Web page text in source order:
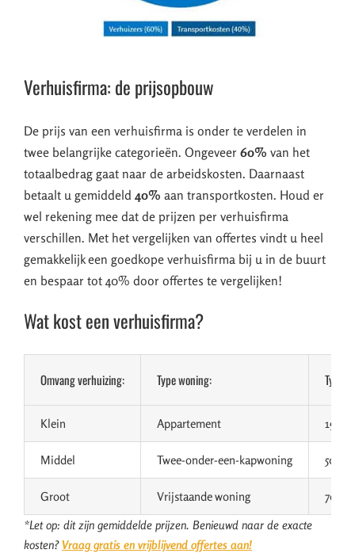
Verhuisfirma: de prijsopbouw
De prijs van een verhuisfirma is onder te verdelen in
twee belangrijke categorieën. Ongeveer 60% van het
totaalbedrag gaat naar de arbeidskosten. Daarnaast
betaalt u gemiddeld 40% aan transportkosten. Houd er
wel rekening mee dat de prijzen per verhuisfirma
verschillen. Met het vergelijken van offertes vindt u heel
gemakkelijk een goedkope verhuisfirma bij u in de buurt
en bespaar tot 40% door offertes te vergelijken!
Wat kost een verhuisfirma?
Omvang verhuizing: Type woning: Type
Klein Appartement 19 m³
Middel Twee-onder-een-kapwoning 50 m³
Groot Vrijstaande woning
70 m³
*Let op: dit zijn gemiddelde prijzen. Benieuwd naar de exacte
kosten?Vraag gratis en vrijblijvend offertes aan!